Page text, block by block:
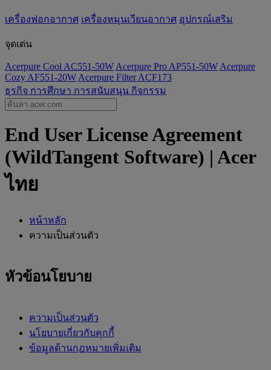
เครื่องฟอกอากาศ เครื่องหมุนเวียนอากาศ อุปกรณ์เสริม
จุดเด่น
Acerpure Cool AC551-50W Acerpure Pro AP551-50W Acerpure
Cozy AF551-20W Acerpure Filter ACF173
ธุรกิจ การศึกษา การสนับสนุน กิจกรรม
End User License Agreement
(WildTangent Software) | Acer
ไทย
หน้าหลัก
ความเป็นส่วนตัว
หัวข้อนโยบาย
ความเป็นส่วนตัว
นโยบายเกี่ยวกับคุกกี้
ข้อมูลด้านกฎหมายเพิ่มเติม